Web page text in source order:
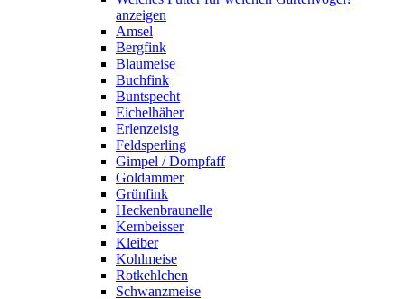
anzeigen
Amsel
Bergfink
Blaumeise
Buchfink
Buntspecht
Eichelhäher
Erlenzeisig
Feldsperling
Gimpel / Dompfaff
Goldammer
Grünfink
Heckenbraunelle
Kernbeisser
Kleiber
Kohlmeise
Rotkehlchen
Schwanzmeise